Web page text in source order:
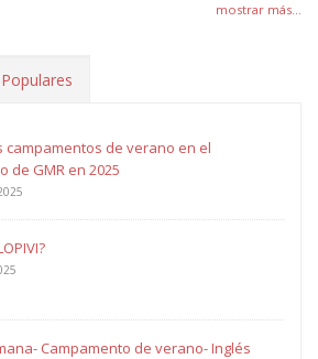
mostrar más...
Populares
campamentos de verano en el
de GMR en 2025
Campamento de verano- Inglés